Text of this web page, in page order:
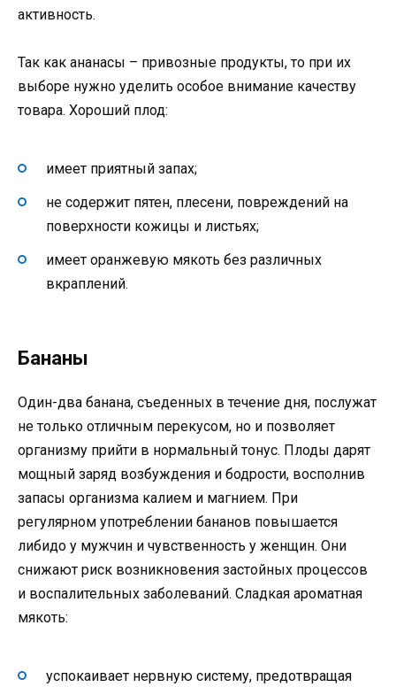
активность.
Так как ананасы – привозные продукты, то при их
выборе нужно уделить особое внимание качеству
товара. Хороший плод:
имеет приятный запах;
не содержит пятен, плесени, повреждений на
поверхности кожицы и листьях;
имеет оранжевую мякоть без различных
вкраплений.
Бананы
Один-два банана, съеденных в течение дня, послужат
не только отличным перекусом, но и позволяет
организму прийти в нормальный тонус. Плоды дарят
мощный заряд возбуждения и бодрости, восполнив
запасы организма калием и магнием. При
регулярном употреблении бананов повышается
либидо у мужчин и чувственность у женщин. Они
снижают риск возникновения застойных процессов
и воспалительных заболеваний. Сладкая ароматная
мякоть:
успокаивает нервную систему, предотвращая